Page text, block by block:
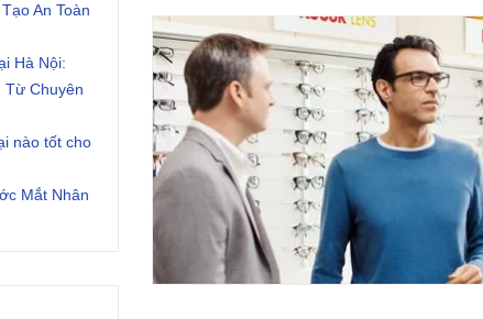
An Toàn
Hà Nội:
Từ Chuyên
nào tốt cho
Mắt Nhân